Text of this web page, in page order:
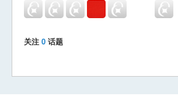
关注 0 话题